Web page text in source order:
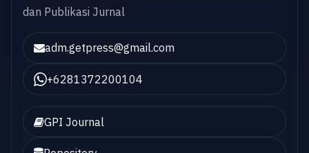
dan Publikasi Jurnal
adm.getpress@gmail.com
+6281372200104
GPI Journal